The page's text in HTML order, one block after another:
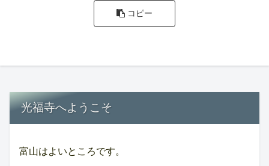
コピー
光福寺へようこそ
富山はよいところです。